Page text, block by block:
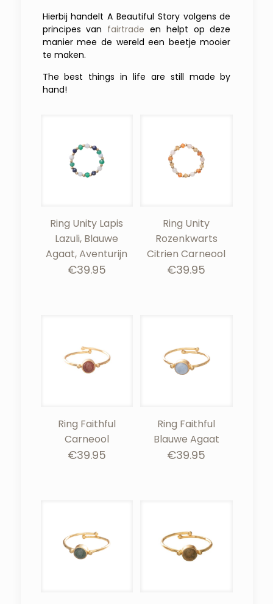
Hierbij handelt A Beautiful Story volgens de
principes van fairtradeen helpt op deze
manier mee de wereld een beetje mooier
te maken.
The best things in life are still made by
hand!
Ring Unity Lapis
Lazuli, Blauwe
Agaat, Aventurijn
€39.95
Ring Unity
Rozenkwarts
Citrien Carneool
€39.95
Ring Faithful
Carneool
€39.95
Ring Faithful
Blauwe Agaat
€39.95